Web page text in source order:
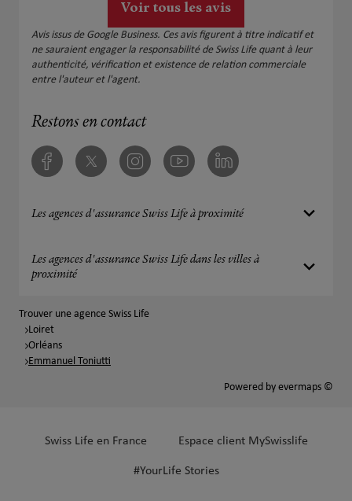
Voir tous les avis
Avis issus de Google Business. Ces avis figurent à titre indicatif et
ne sauraient engager la responsabilité de Swiss Life quant à leur
authenticité, vérification et existence de relation commerciale
entre l'auteur et l'agent.
Restons en contact
FacebookTwitter InstagramYoutube Linkedin
Les agences d'assurance Swiss Life à proximité
Les agences d'assurance Swiss Life dans les villes à
proximité
Trouver une agence Swiss Life
Loiret
Orléans
Emmanuel Toniutti
Powered by evermaps ©
Swiss Life en France Espace client MySwisslife
#YourLife Stories